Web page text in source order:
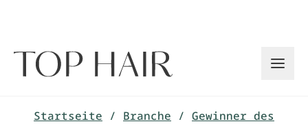
Startseite / Branche / Gewinner des